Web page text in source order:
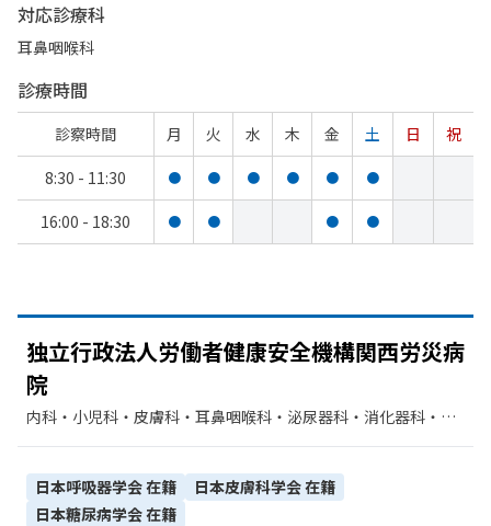
対応診療科
耳鼻咽喉科
診療時間
診察時間 月 火 水 木 金 土 日
祝
8:30 - 11:30
● ● ● ● ● ●
16:00 - 18:30 ● ● ● ●
独立行政法人労働者健康安全機構関西労災病
院
内科・​小児科・​皮膚科・​耳鼻咽喉科・​泌尿器科・​消化器科・​精
器外科・​リハビリテーション・​臨床検査・病理診断・​麻酔科・​
歯科・​歯科口腔外科・​循環器科・​乳腺外科・​放射線科
日本呼吸器学会在籍 日本皮膚科学会在籍
日本糖尿病学会在籍